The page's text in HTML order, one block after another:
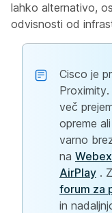
lahko alternativo,
odvisnosti od
Cisco je
več
opreme
varno
na
AirPlay .
forum za
in